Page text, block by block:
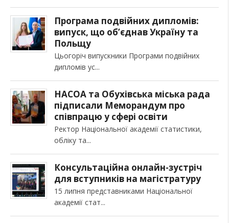
Програма подвійних дипломів:
випуск, що об’єднав Україну та
Польщу
Цьогоріч випускники Програми подвійних
дипломів ус
НАСОА та Обухівська міська рада
підписали Меморандум про
співпрацю у сфері освіти
Ректор Національної академії статистики,
обліку та
Консультаційна онлайн-зустріч
для вступників на магістратуру
15 липня представниками Національної
академії стат